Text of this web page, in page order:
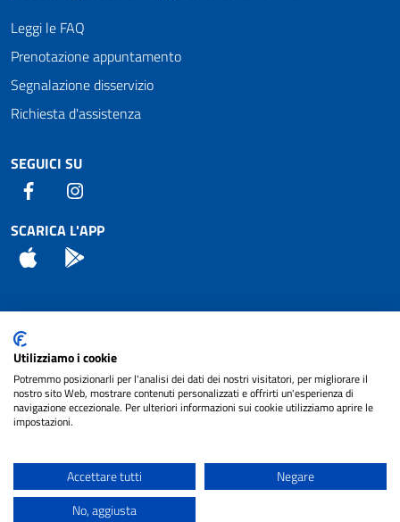
Leggi le FAQ
Prenotazione appuntamento
Segnalazione disservizio
Richiesta d'assistenza
SEGUICI SU
Facebook
SCARICA L'APP
App Store
Attuazione Misure PNRR
Piano di miglioramento del sito
Note legali
Accessibilità
cura diNET SMART
Utilizziamo i cookie
Potremmo posizionarli per l'analisi dei dati dei nostri visitatori, per migliorare il
nostro sito Web, mostrare contenuti personalizzati e offrirti un'esperienza di
navigazione eccezionale. Per ulteriori informazioni sui cookie utilizziamo aprire le
impostazioni.
Accettare tutti
Negare
No, aggiusta